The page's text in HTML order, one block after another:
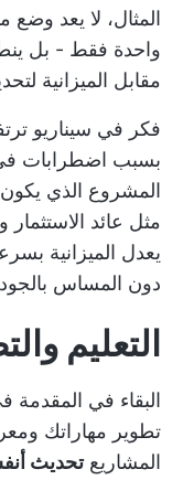
المثال، لا يعد
واحدة فقط - بل
مقابل الميزانية
فكر في سيناريو
بسبب اضطرابات في
المشروع الذي يكون
مثل عائد
يعدل الميزانية
دون المساس
التعليم
البقاء في المقدمة
تطوير مهاراتك
المشاريعتحديث